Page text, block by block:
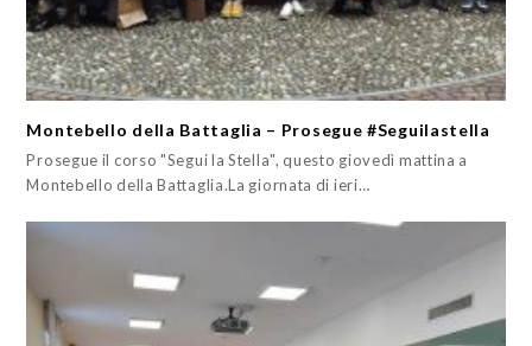
Montebello della Battaglia – Prosegue #Seguilastella
Prosegue il corso "Segui la Stella", questo giovedì mattina a
Montebello della Battaglia.La giornata di ieri…